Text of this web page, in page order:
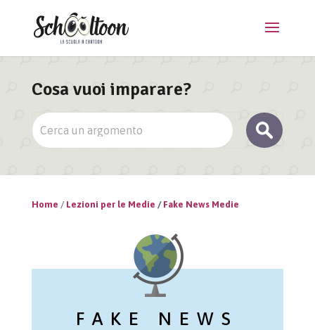
Cosa vuoi imparare?
Home / Lezioni per le Medie / Fake News Medie
FAKE NEWS